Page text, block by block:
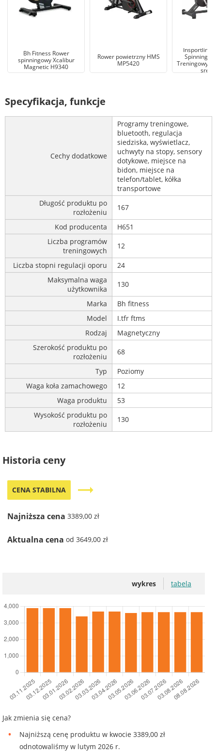
Bh Fitness Rower
spinningowy Xcalibur
Magnetic H9340
Rower powietrzny HMS
MP5420
Insportline
Treningowy
Specyfikacja, funkcje
Cechy dodatkowe
Programy treningowe,
bluetooth, regulacja
siedziska, wyświetlacz,
uchwyty na stopy, sensory
dotykowe, miejsce na
bidon, miejsce na
telefon/tablet, kółka
transportowe
Długość produktu po
rozłożeniu
167
Kod producenta
H651
Liczba programów
treningowych
12
Liczba stopni regulacji oporu
24
Maksymalna waga
użytkownika
130
Marka
Bh fitness
Model
I.tfr ftms
Rodzaj
Magnetyczny
Szerokość produktu po
rozłożeniu
68
Typ
Poziomy
Waga koła zamachowego
12
Waga produktu
53
Wysokość produktu po
rozłożeniu
130
Historia ceny
CENA STABILNA trending_flat
Najniższa cena 3389,00 zł
Aktualna cena od 3649,00 zł
wykres tabela
Jak zmienia się cena?
Najniższą cenę produktu w kwocie 3389,00 zł
odnotowaliśmy w lutym 2026 r.